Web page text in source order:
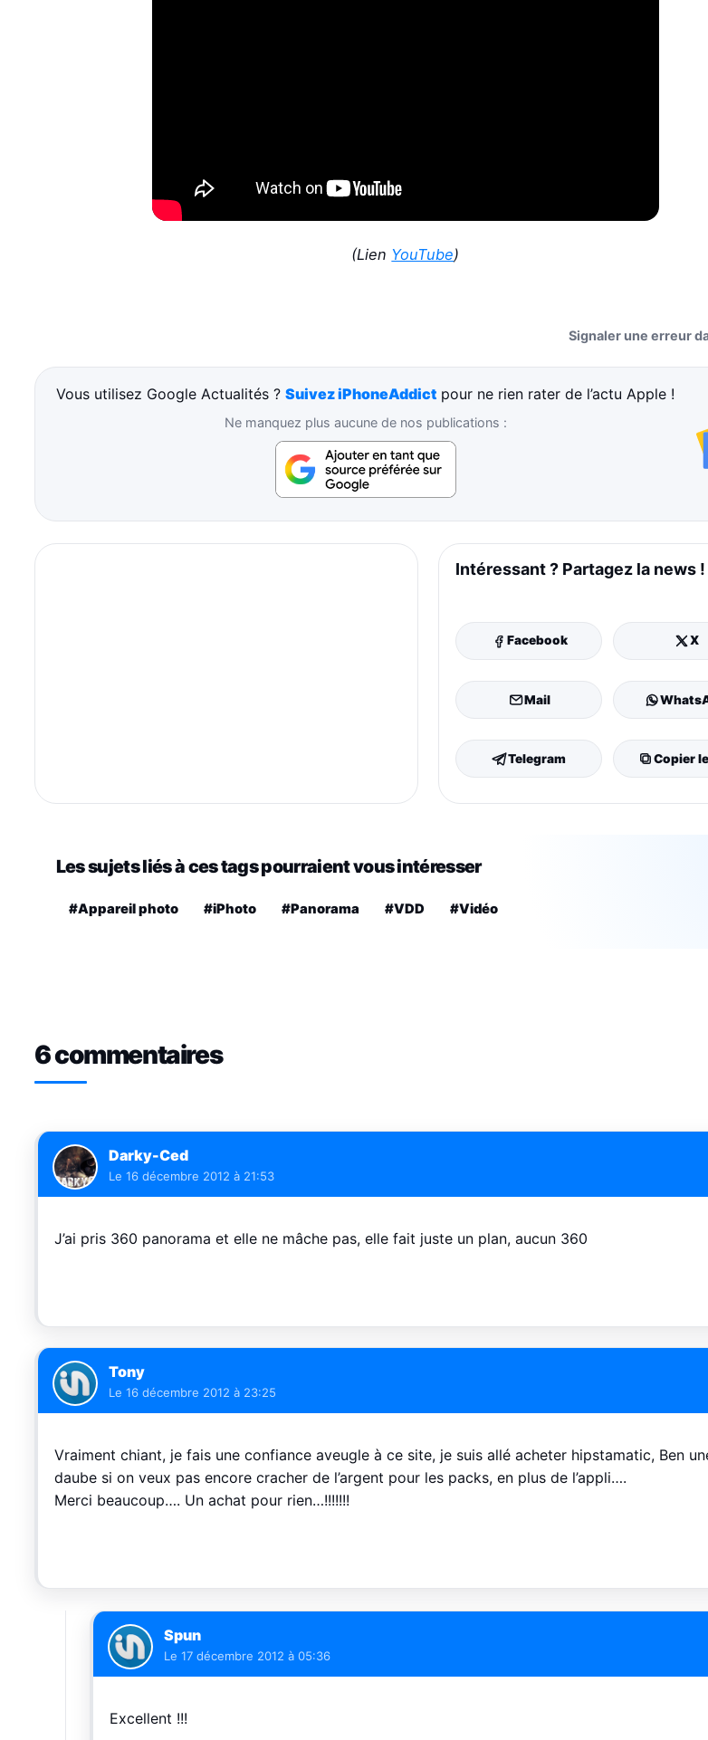
(Lien YouTube)
Signaler une erreur
Vous utilisez Google Actualités ?Suivez iPhoneAddict pour ne rien rater de l’actu Apple !
Ne manquez plus aucune de nos publications :
Intéressant ? Partagez la news !
Facebook X
Mail
Telegram Copier
Les sujets liés à ces tags pourraient vous intéresser
#Appareil photo #iPhoto #Panorama #VDD #Vidéo
6 commentaires
Darky-Ced
Le 16 décembre 2012 à 21:53
J’ai pris 360 panorama et elle ne mâche pas, elle fait juste un plan, aucun 360
Tony
Le 16 décembre 2012 à 23:25
Vraiment chiant, je fais une confiance aveugle à ce site, je suis allé acheter hipstamatic, Ben
daube si on veux pas encore cracher de l’argent pour les packs, en plus de l’appli….
Merci beaucoup…. Un achat pour rien…!!!!!!!
Spun
Le 17 décembre 2012 à 05:36
Excellent !!!